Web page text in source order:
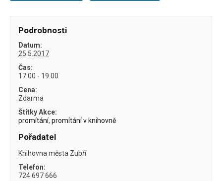
Podrobnosti
Datum:
25.5.2017
Čas:
17.00 - 19.00
Cena:
Zdarma
Štítky Akce:
promítání,promítání v knihovně
Pořadatel
Knihovna města Zubří
Telefon:
724 697 666